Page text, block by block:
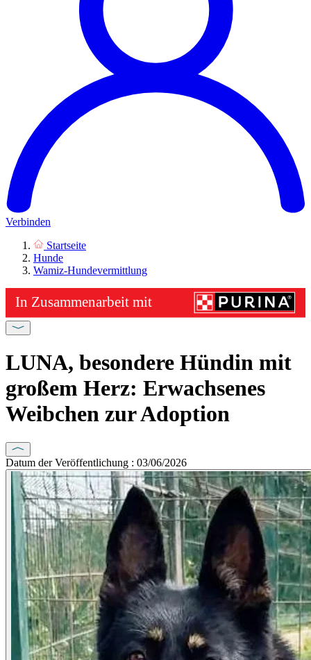
Verbinden
Startseite
Hunde
Wamiz-Hundevermittlung
LUNA, besondere Hündin mit
großem Herz: Erwachsenes
Weibchen zur Adoption
Datum der Veröffentlichung : 03/06/2026